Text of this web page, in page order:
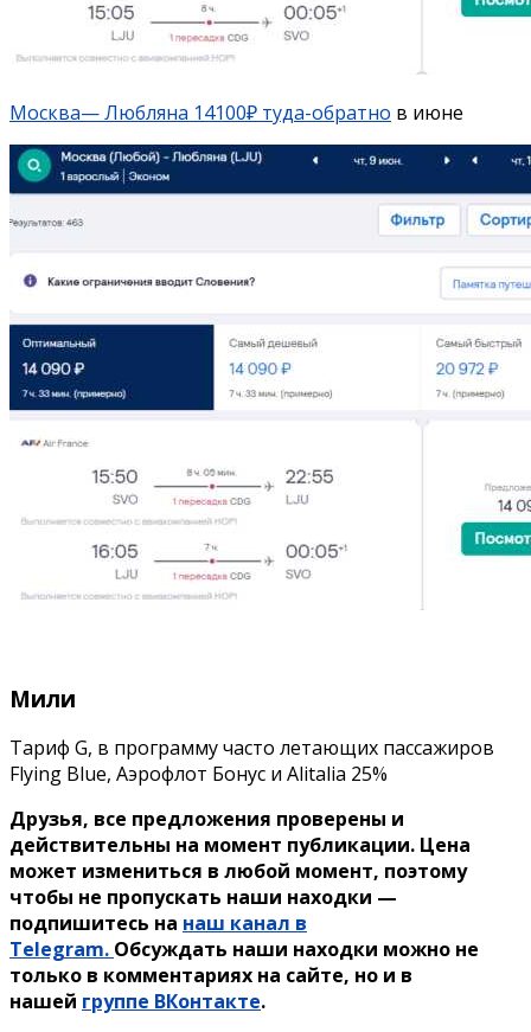
Москва— Любляна 14100₽ туда-обратно в июне
Мили
Тариф G, в программу часто летающих пассажиров
Flying Blue, Аэрофлот Бонус и Alitalia 25%
Друзья, все предложения проверены и
действительны на момент публикации. Цена
может измениться в любой момент, поэтому
чтобы не пропускать наши находки —
подпишитесь на наш канал в
Telegram. Обсуждать наши находки можно не
только в комментариях на сайте, но и в
нашей группе ВКонтакте.